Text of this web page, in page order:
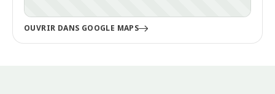
OUVRIR DANS GOOGLE MAPS